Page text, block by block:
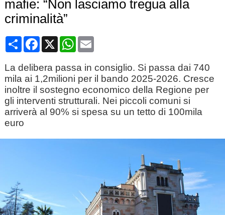
mafie: “Non lasciamo tregua alla
criminalità”
CondividiFacebook
X WhatsApp
Email
La delibera passa in consiglio. Si passa dai 740
mila ai 1,2milioni per il bando 2025-2026. Cresce
inoltre il sostegno economico della Regione per
gli interventi strutturali. Nei piccoli comuni si
arriverà al 90% si spesa su un tetto di 100mila
euro